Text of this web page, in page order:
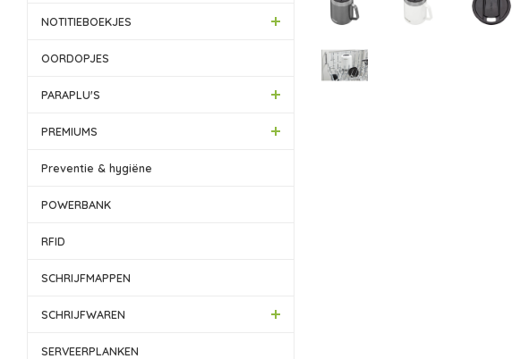
NOTITIEBOEKJES
OORDOPJES
PARAPLU'S
PREMIUMS
Preventie & hygiëne
POWERBANK
RFID
SCHRIJFMAPPEN
SCHRIJFWAREN
SERVEERPLANKEN